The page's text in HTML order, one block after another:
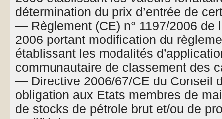
détermination du prix d’entrée de
— Règlement (CE) n° 1197/2006 de
2006 portant modification du
établissant les modalités
communautaire de classement des
— Directive 2006/67/CE du Conseil
obligation aux Etats membres de
de stocks de pétrole brut et/ou de